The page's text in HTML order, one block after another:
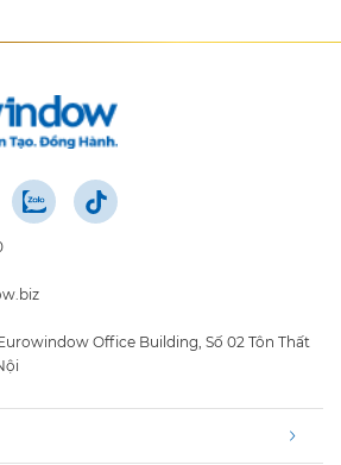
Office Building, Số 02 Tôn Thất